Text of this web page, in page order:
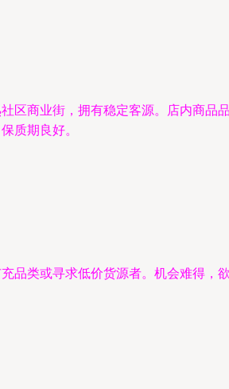
区商业街，拥有稳定客源。店内商品
质期良好。
品类或寻求低价货源者。机会难得，欲